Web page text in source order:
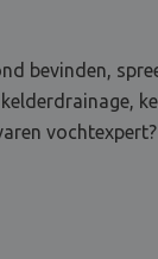
bevinden,